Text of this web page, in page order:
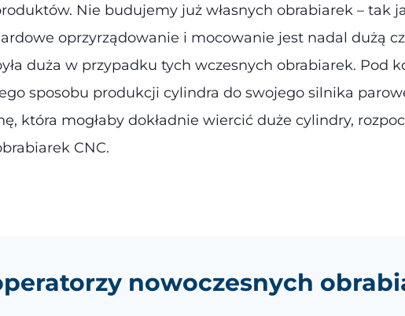
Nie budujemy już własnych obrabiarek – tak
oprzyrządowanie i mocowanie jest nadal dużą
duża w przypadku tych wczesnych obrabiarek. Pod
sposobu produkcji cylindra do swojego silnika
która mogłaby dokładnie wiercić duże cylindry,
CNC.
nowoczesnych